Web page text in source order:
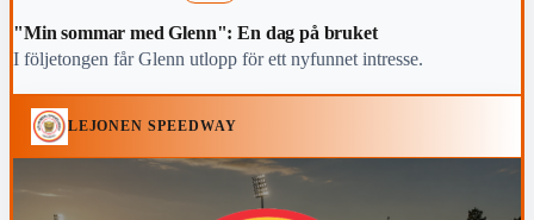
"Min sommar med Glenn": En dag på bruket
I följetongen får Glenn utlopp för ett nyfunnet intresse.
LEJONEN SPEEDWAY